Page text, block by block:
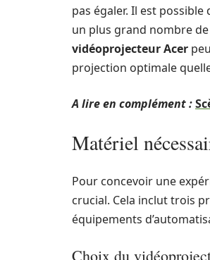
pas égaler. Il est
un plus grand nombre
vidéoprojecteur Acer
projection optimale
A lire en complément :
Matériel
Pour concevoir une
crucial. Cela inclut trois
équipements
Choix du